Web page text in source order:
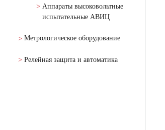
Аппараты высоковольтные
испытательные АВИЦ
Метрологическое оборудование
Релейная защита и автоматика